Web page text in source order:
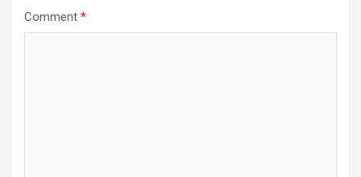
Comment *